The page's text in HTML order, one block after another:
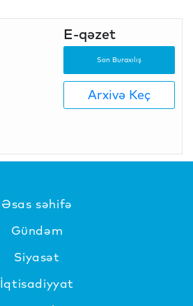
E-qəzet
Son Buraxılış
Arxivə Keç
Əsas səhifə
Gündəm
Siyasət
İqtisadiyyat